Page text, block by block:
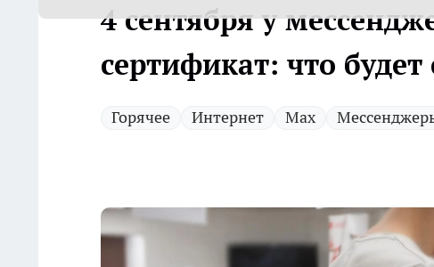
4 сентября у
сертификат: что будет
Горячее Интернет Max